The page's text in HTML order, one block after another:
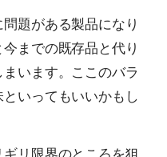
題がある製品になり
までの既存品と代り
います。ここのバラ
いってもいいかもし